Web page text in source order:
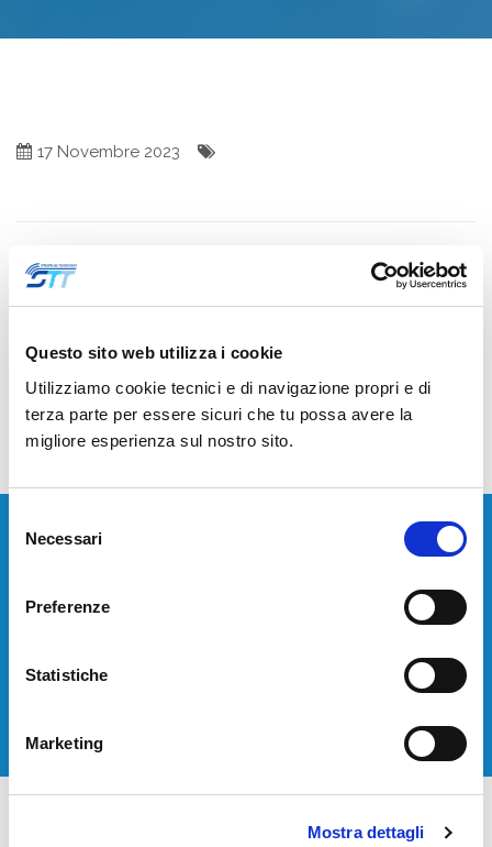
Questo sito web utilizza i cookie
Utilizziamo cookie tecnici e di navigazione propri e di
terza parte per essere sicuri che tu possa avere la
migliore esperienza sul nostro sito.
delNecessari
Preferenze
Statistiche
Marketing
Mostra dettagli
17 Novembre 2023
Condividi :
<<
Devi installare o aggiornare i tuoi sistemi di
Contattaci per avere una consulenza gratuita.